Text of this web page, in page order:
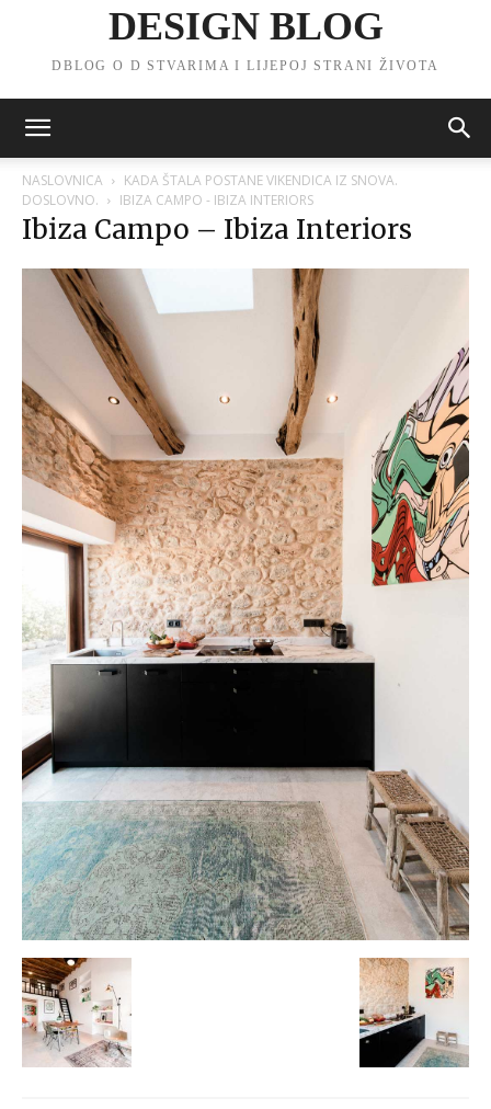
DESIGN BLOG
DBLOG O D STVARIMA I LIJEPOJ STRANI ŽIVOTA
NASLOVNICA
KADA ŠTALA POSTANE VIKENDICA IZ SNOVA.
DOSLOVNO.
IBIZA CAMPO - IBIZA INTERIORS
Ibiza Campo – Ibiza Interiors